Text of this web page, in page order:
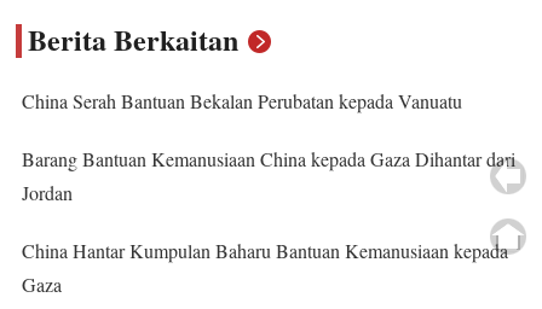
Berita Berkaitan
China Serah Bantuan Bekalan Perubatan kepada Vanuatu
Barang Bantuan Kemanusiaan China kepada Gaza Dihantar dari
Jordan
China Hantar Kumpulan Baharu Bantuan Kemanusiaan kepada
Gaza